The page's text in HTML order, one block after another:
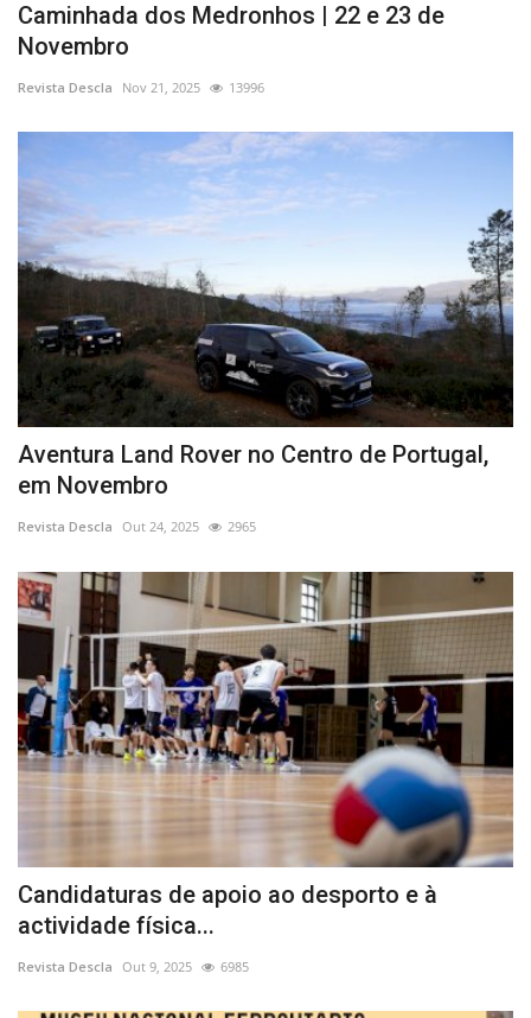
Caminhada dos Medronhos | 22 e 23 de
Novembro
Revista Descla Nov 21, 2025 13996
Aventura Land Rover no Centro de Portugal,
em Novembro
Revista Descla Out 24, 2025 2965
Candidaturas de apoio ao desporto e à
actividade física...
Revista Descla Out 9, 2025 6985